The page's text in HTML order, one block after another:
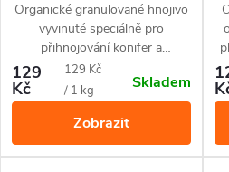
Organické granulované hnojivo
vyvinuté speciálně pro
přihnojování konifer a
stálezelených keřů. Díky
přírodnímu složení je vhodné
pro ekologické pěstování. Živiny
uvolňuje postupně po dobu až
3 měsíců.
129
Kč
Měrná
cena:
129 Kč
/ 1 kg
Skladem
Zobrazit